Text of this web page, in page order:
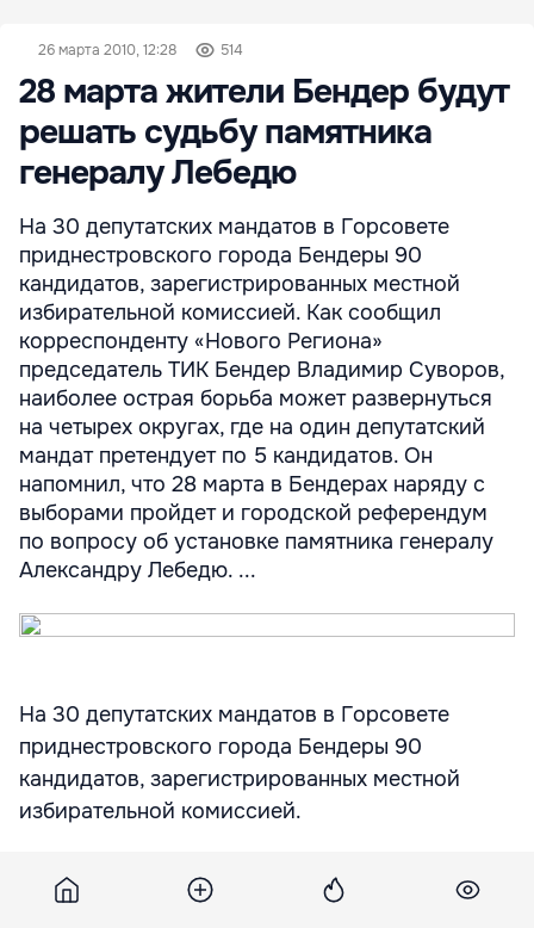
26 марта 2010, 12:28 514
28 марта жители Бендер будут
решать судьбу памятника
генералу Лебедю
На 30 депутатских мандатов в Горсовете
приднестровского города Бендеры 90
кандидатов, зарегистрированных местной
избирательной комиссией. Как сообщил
корреспонденту «Нового Региона»
председатель ТИК Бендер Владимир Суворов,
наиболее острая борьба может развернуться
на четырех округах, где на один депутатский
мандат претендует по 5 кандидатов. Он
напомнил, что 28 марта в Бендерах наряду с
выборами пройдет и городской референдум
по вопросу об установке памятника генералу
Александру Лебедю. ...
На 30 депутатских мандатов в Горсовете
приднестровского города Бендеры 90
кандидатов, зарегистрированных местной
избирательной комиссией.
Как сообщил корреспонденту «Нового
Региона» председатель ТИК Бендер Владимир